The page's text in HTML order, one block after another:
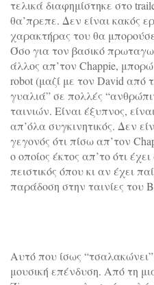
τελικά διαφημίστηκε στο
θα’πρεπε. Δεν είναι κακός
χαρακτήρας του θα
Όσο για τον βασικό
άλλος απ’τον Chappie,
robot (μαζί με τον David από
γυαλιά” σε πολλές
ταινιών. Είναι έξυπνος,
απ’όλα συγκινητικός. Δεν
γεγονός ότι πίσω απ’τον
ο οποίος έκτος απ’το ότι
πειστικός όπου κι αν έχει
παράδοση στην ταινίες του
Αυτό που ίσως “τσαλακώνει”
μουσική επένδυση. Από τη